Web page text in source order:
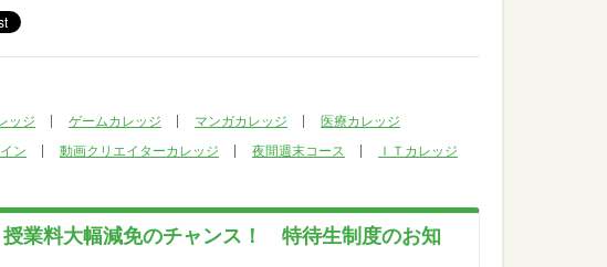
ッジ ゲームカレッジ マンガカレッジ
医療カレッジ
ン
動画クリエイターカレッジ 夜間週末コース ＩＴカレッジ
業料大幅減免のチャンス！ 特待生制度のお知